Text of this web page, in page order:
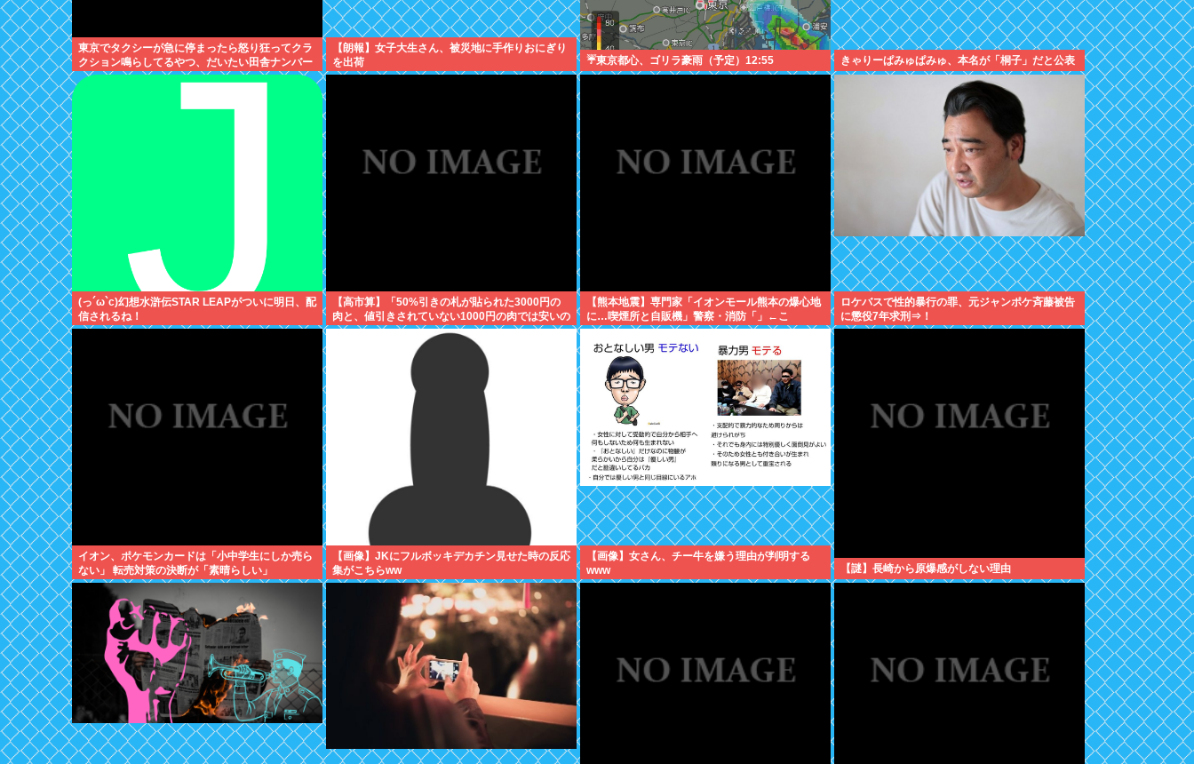
東京でタクシーが急に停まったら怒り狂ってクラ
クション鳴らしてるやつ、だいたい田舎ナンバー
www
【朗報】女子大生さん、被災地に手作りおにぎり
を出荷
☔東京都心、ゴリラ豪雨（予定）12:55 きゃりーぱみゅぱみゅ、本名が「桐子」だと公表
(っ´ω`c)幻想水滸伝STAR LEAPがついに明日、配
信されるね！
【高市算】「50%引きの札が貼られた3000円の
肉と、値引きされていない1000円の肉では安いの
はどちらか」父の答え「50%引きの肉」
【熊本地震】専門家「イオンモール熊本の爆心地
に…喫煙所と自販機」警察・消防「」←こ
れ・・・
ロケバスで性的暴行の罪、元ジャンポケ斉藤被告
に懲役7年求刑⇒！
イオン、ポケモンカードは「小中学生にしか売ら
ない」 転売対策の決断が「素晴らしい」
【画像】JKにフルボッキデカチン見せた時の反応
集がこちらww
【画像】女さん、チー牛を嫌う理由が判明する
www
【謎】長崎から原爆感がしない理由